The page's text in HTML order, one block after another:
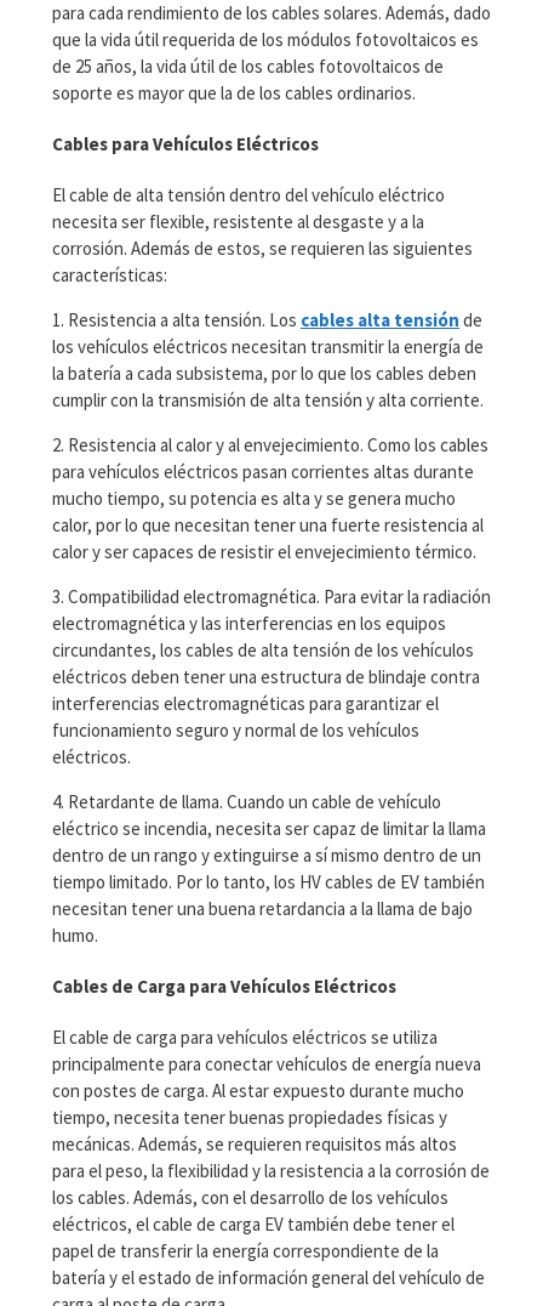
para cada rendimiento de los cables solares. Además, dado
que la vida útil requerida de los módulos fotovoltaicos es
de 25 años, la vida útil de los cables fotovoltaicos de
soporte es mayor que la de los cables ordinarios.
Cables para Vehículos Eléctricos
El cable de alta tensión dentro del vehículo eléctrico
necesita ser flexible, resistente al desgaste y a la
corrosión. Además de estos, se requieren las siguientes
características:
1. Resistencia a alta tensión. Los cables alta tensión de
los vehículos eléctricos necesitan transmitir la energía de
la batería a cada subsistema, por lo que los cables deben
cumplir con la transmisión de alta tensión y alta corriente.
2. Resistencia al calor y al envejecimiento. Como los cables
para vehículos eléctricos pasan corrientes altas durante
mucho tiempo, su potencia es alta y se genera mucho
calor, por lo que necesitan tener una fuerte resistencia al
calor y ser capaces de resistir el envejecimiento térmico.
3. Compatibilidad electromagnética. Para evitar la radiación
electromagnética y las interferencias en los equipos
circundantes, los cables de alta tensión de los vehículos
eléctricos deben tener una estructura de blindaje contra
interferencias electromagnéticas para garantizar el
funcionamiento seguro y normal de los vehículos
eléctricos.
4. Retardante de llama. Cuando un cable de vehículo
eléctrico se incendia, necesita ser capaz de limitar la llama
dentro de un rango y extinguirse a sí mismo dentro de un
tiempo limitado. Por lo tanto, los HV cables de EV también
necesitan tener una buena retardancia a la llama de bajo
humo.
Cables de Carga para Vehículos Eléctricos
El cable de carga para vehículos eléctricos se utiliza
principalmente para conectar vehículos de energía nueva
con postes de carga. Al estar expuesto durante mucho
tiempo, necesita tener buenas propiedades físicas y
mecánicas. Además, se requieren requisitos más altos
para el peso, la flexibilidad y la resistencia a la corrosión de
los cables. Además, con el desarrollo de los vehículos
eléctricos, el cable de carga EV también debe tener el
papel de transferir la energía correspondiente de la
batería y el estado de información general del vehículo de